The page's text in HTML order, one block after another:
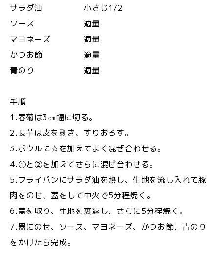
サラダ油 小さじ1/2
ソース 適量
マヨネーズ 適量
かつお節 適量
青のり 適量
手順
1.春菊は3㎝幅に切る。
2.長芋は皮を剥き、すりおろす。
3.ボウルに☆を加えてよく混ぜ合わせる。
4.①と②を加えてさらに混ぜ合わせる。
5.フライパンにサラダ油を熱し、生地を流し入れて豚
肉をのせ、蓋をして中火で5分程焼く。
6.蓋を取り、生地を裏返し、さらに5分程焼く。
7.器にのせ、ソース、マヨネーズ、かつお節、青のり
をかけたら完成。